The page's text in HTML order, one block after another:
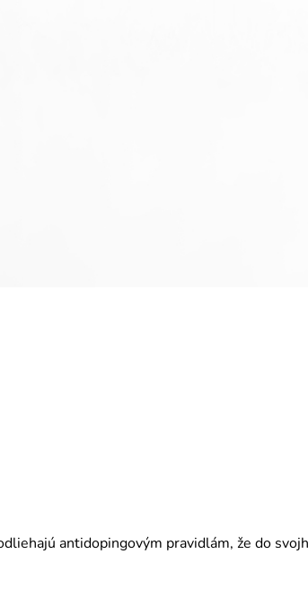
antidopingovým pravidlám, že do